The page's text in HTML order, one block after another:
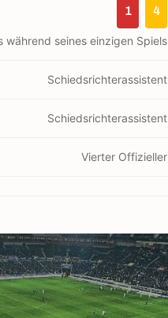
1 4
seines einzigen Spiels
Schiedsrichterassistent
Schiedsrichterassistent
Vierter Offizieller